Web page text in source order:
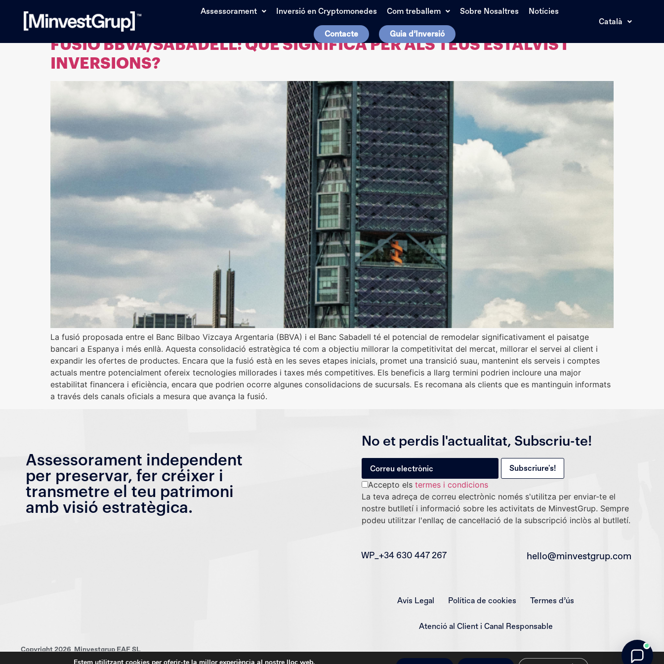
Assessorament Inversió en Cryptomonedes Com treballem Sobre Nosaltres Notícies
Contacte Guia d’Inversió
Català
Etiqueta:
FUSIÓ BBVA/SABADELL: QUÈ SIGNIFICA PER ALS TEUS ESTALVIS I
INVERSIONS?
La fusió proposada entre el Banc Bilbao Vizcaya Argentaria (BBVA) i el Banc Sabadell té el potencial de remodelar significativament el paisatge
bancari a Espanya i més enllà. Aquesta consolidació estratègica té com a objectiu millorar la competitivitat del mercat, millorar el servei al client i
expandir les ofertes de productes. Encara que la fusió està en les seves etapes inicials, promet una transició suau, mantenint els serveis i comptes
actuals mentre potencialment ofereix tecnologies millorades i taxes més competitives. Els beneficis a llarg termini podrien incloure una major
estabilitat financera i eficiència, encara que podrien ocorre algunes consolidacions de sucursals. Es recomana als clients que es mantinguin informats
a través dels canals oficials a mesura que avança la fusió.
Assessorament independent
per preservar, fer créixer i
transmetre el teu patrimoni
amb visió estratègica.
No et perdis l'actualitat, Subscriu-te!
Accepto elstermes i condicions
La teva adreça de correu electrònic només s'utilitza per enviar-te el
nostre butlletí i informació sobre les activitats de MinvestGrup. Sempre
podeu utilitzar l'enllaç de cancel·lació de la subscripció inclòs al butlletí.
WP_+34 630 447 267 hello@minvestgrup.com
Avís Legal Política de cookies Termes d’ús
Atenció al Client i Canal Responsable
Copyright 2026 Minvestgrup EAF SL